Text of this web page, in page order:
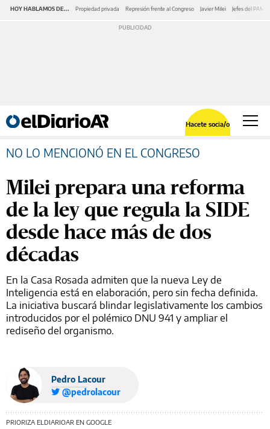
HOY HABLAMOS DE... Propiedad privada Represión frente al Congreso Javier Milei Jefes del PAMI
Hacete socia/o
NO LO MENCIONÓ EN EL CONGRESO
Milei prepara una reforma
de la ley que regula la SIDE
desde hace más de dos
décadas
En la Casa Rosada admiten que la nueva Ley de
Inteligencia está en elaboración, pero sin fecha definida.
La iniciativa buscará blindar legislativamente los cambios
introducidos por el polémico DNU 941 y ampliar el
rediseño del organismo.
Pedro Lacour
@pedrolacour
PRIORIZA ELDIARIOAR EN GOOGLE